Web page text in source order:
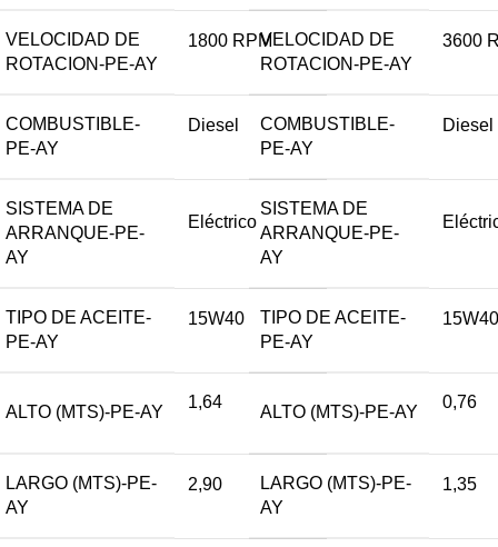
VELOCIDAD DE
ROTACION-PE-AY
1800 RPM
COMBUSTIBLE-
PE-AY
Diesel
SISTEMA DE
ARRANQUE-PE-
AY
Eléctrico
TIPO DE ACEITE-
PE-AY
15W40
ALTO (MTS)-PE-AY
1,64
LARGO (MTS)-PE-
AY
2,90
VELOCIDAD DE
ROTACION-PE-AY
3600
COMBUSTIBLE-
PE-AY
Diesel
SISTEMA DE
ARRANQUE-PE-
AY
TIPO DE ACEITE-
PE-AY
15W40
ALTO (MTS)-PE-AY
0,76
LARGO (MTS)-PE-
AY
1,35